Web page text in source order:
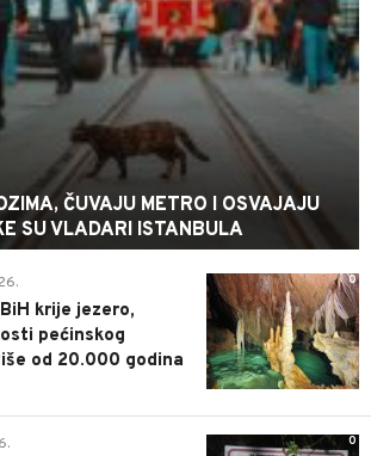
ČUVAJU METRO I OSVAJAJU
SU VLADARI ISTANBULA
0
krije jezero,
pećinskog
od 20.000 godina
0